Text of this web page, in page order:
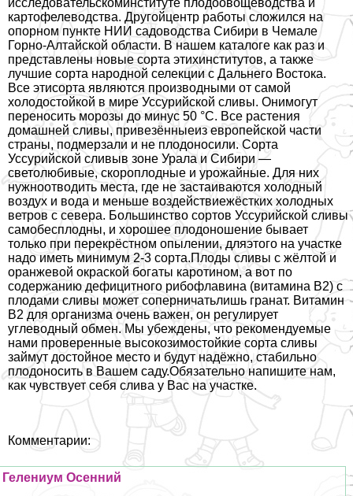
картофелеводства. Другойцентр работы сложился на
опopном пункте НИИ садоводства Сибири в Чемале
Горно-Алтайской области. В нашем каталоге как раз и
представлены новые сорта этихинститутов, а также
лучшие сорта народной селекции с Дальнего Востока.
Все этисорта являются производными от самой
холодостойкой в мире Уссурийской сливы. Онимогут
переносить морозы до минус 50 °C. Все растения
домашней сливы, привезённыеиз европейской части
страны, подмерзали и не плодоносили. Сорта
Уссурийской сливыв зоне Урала и Сибири —
светолюбивые, скороплодные и урожайные. Для них
нужноотводить места, где не застаиваются холодный
воздух и вода и меньше воздействиежёстких холодных
ветров с севера. Большинство сортов Уссурийской сливы
самобесплодны, и хорошее плодоношение бывает
только при перекрёстном опылении, дляэтого на участке
надо иметь минимум 2-3 сорта.Плоды сливы с жёлтой и
оранжевой окраской богаты каротином, а вот по
содержанию дефицитного рибофлавина (витамина В2) с
плодами сливы может соперничатьлишь гранат. Витамин
В2 для организма очень важен, он регулирует
углеводный обмен. Мы убеждены, что рекомендуемые
нами проверенные высокозимостойкие сорта сливы
займут достойное место и будут надёжно, стабильно
плодоносить в Вашем саду.Обязательно напишите нам,
как чувствует себя слива у Вас на участке.
Комментарии:
Гелениум Осенний